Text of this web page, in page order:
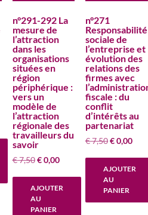
n°291-292 La
mesure de
l’attraction
dans les
organisations
situées en
région
périphérique :
vers un
modèle de
l’attraction
régionale des
travailleurs du
savoir
€7,50 Le
était :
€ 7,50.
€0,00Le
AJOUTER
AU
PANIER
n°271
Responsabilité
sociale de
l’entreprise et
évolution des
relations des
firmes avec
fiscale : du
conflit
d’intérêts au
partenariat
€7,50Le
était :
€ 7,50.
€0,00Le
AJOUTER
AU
PANIER